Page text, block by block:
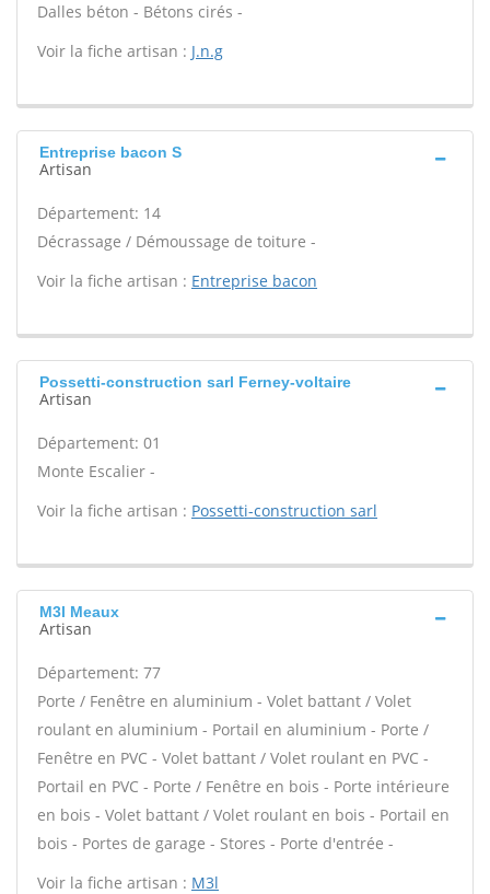
Dalles béton - Bétons cirés -
Voir la fiche artisan : J.n.g
Entreprise bacon S
Artisan
Département: 14
Décrassage / Démoussage de toiture -
Voir la fiche artisan : Entreprise bacon
Possetti-construction sarl Ferney-voltaire
Artisan
Département: 01
Monte Escalier -
Voir la fiche artisan : Possetti-construction sarl
M3l Meaux
Artisan
Département: 77
Porte / Fenêtre en aluminium - Volet battant / Volet
roulant en aluminium - Portail en aluminium - Porte /
Fenêtre en PVC - Volet battant / Volet roulant en PVC -
Portail en PVC - Porte / Fenêtre en bois - Porte intérieure
en bois - Volet battant / Volet roulant en bois - Portail en
bois - Portes de garage - Stores - Porte d'entrée -
Voir la fiche artisan : M3l